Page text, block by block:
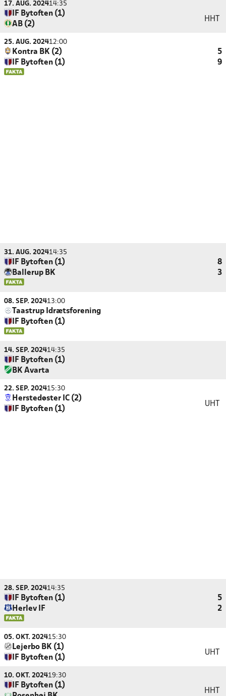
17. AUG. 202414:35
IF Bytoften (1)
AB (2)
HHT
25. AUG. 202412:00
Kontra BK (2)
5
IF Bytoften (1)
9
31. AUG. 202414:35
IF Bytoften (1)
8
Ballerup BK
3
08. SEP. 202413:00
Taastrup Idrætsforening
IF Bytoften (1)
14. SEP. 202414:35
IF Bytoften (1)
BK Avarta
22. SEP. 202415:30
Herstedøster IC (2)
IF Bytoften (1)
UHT
28. SEP. 202414:35
IF Bytoften (1)
5
Herlev IF
2
05. OKT. 202415:30
Lejerbo BK (1)
IF Bytoften (1)
UHT
10. OKT. 202419:30
IF Bytoften (1)
HHT